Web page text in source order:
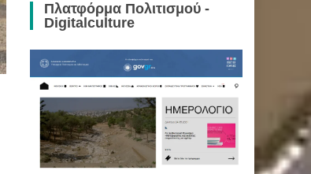
Πλατφόρμα Πολιτισμού -
Digitalculture